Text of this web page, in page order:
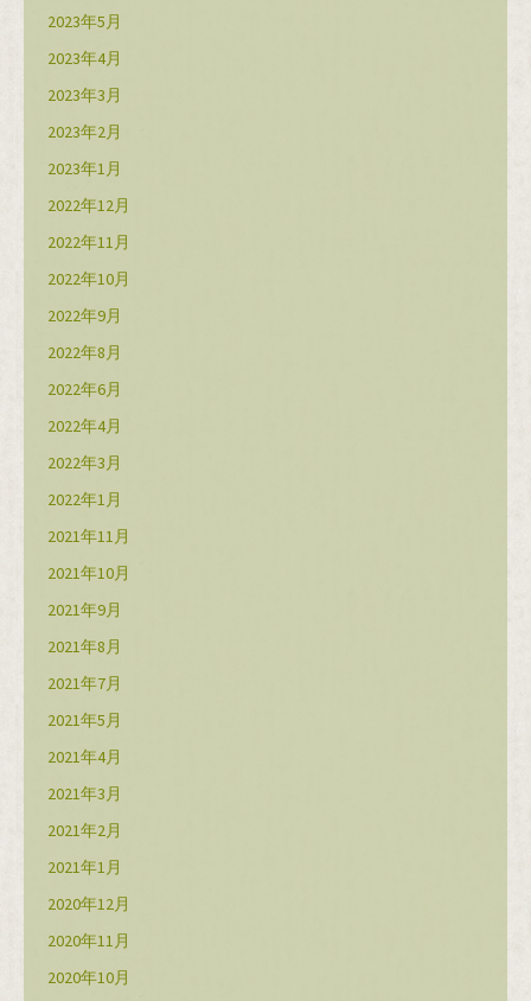
2023年5月
2023年4月
2023年3月
2023年2月
2023年1月
2022年12月
2022年11月
2022年10月
2022年9月
2022年8月
2022年6月
2022年4月
2022年3月
2022年1月
2021年11月
2021年10月
2021年9月
2021年8月
2021年7月
2021年5月
2021年4月
2021年3月
2021年2月
2021年1月
2020年12月
2020年11月
2020年10月